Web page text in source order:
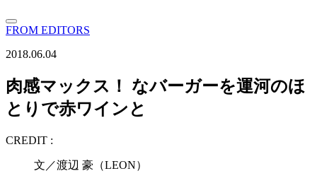
FROM EDITORS
2018.06.04
肉感マックス！ なバーガーを運河のほ
とりで赤ワインと
CREDIT :
文／渡辺 豪（LEON）